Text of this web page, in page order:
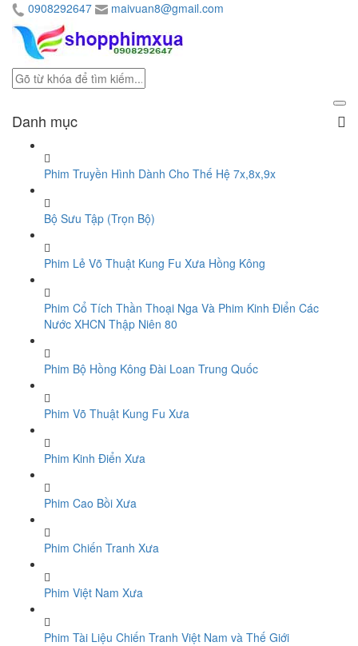
0908292647 maivuan8@gmail.com
Danh mục
Phim Truyền Hình Dành Cho Thế Hệ 7x,8x,9x
Bộ Sưu Tập (Trọn Bộ)
Phim Lẻ Võ Thuật Kung Fu Xưa Hồng Kông
Phim Cổ Tích Thần Thoại Nga Và Phim Kinh Điển Các
Nước XHCN Thập Niên 80
Phim Bộ Hồng Kông Đài Loan Trung Quốc
Phim Võ Thuật Kung Fu Xưa
Phim Kinh Điển Xưa
Phim Cao Bồi Xưa
Phim Chiến Tranh Xưa
Phim Việt Nam Xưa
Phim Tài Liệu Chiến Tranh Việt Nam và Thế Giới